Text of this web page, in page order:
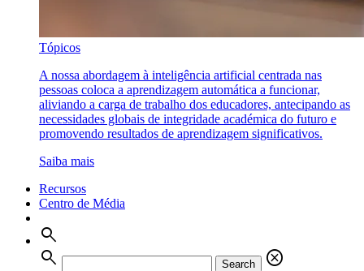
Tópicos
A nossa abordagem à inteligência artificial centrada nas
pessoas coloca a aprendizagem automática a funcionar,
aliviando a carga de trabalho dos educadores, antecipando as
necessidades globais de integridade académica do futuro e
promovendo resultados de aprendizagem significativos.
Saiba mais
Recursos
Centro de Média
search
search
Search
cancel